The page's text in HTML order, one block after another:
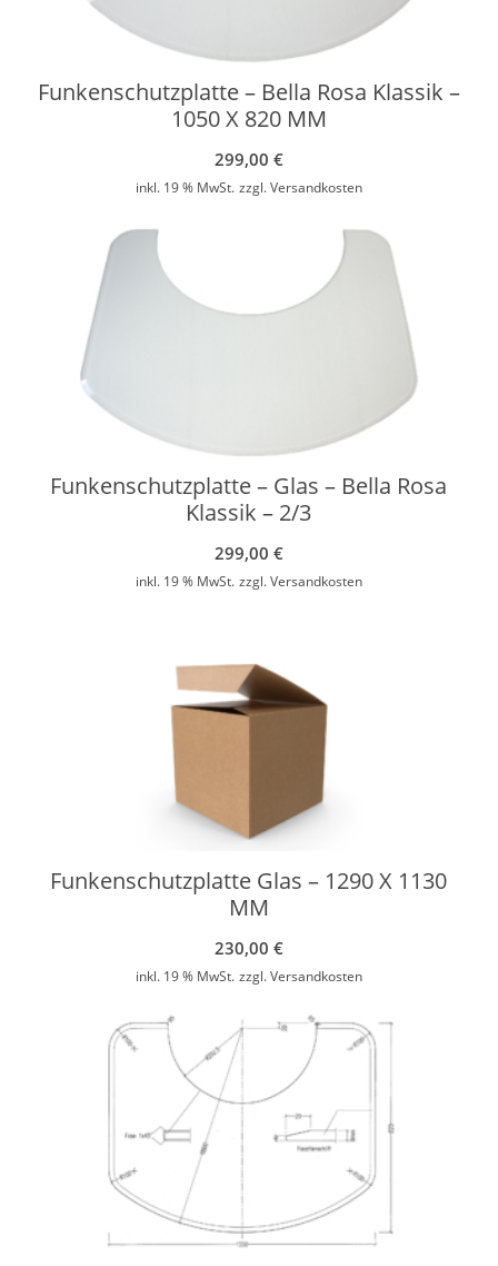
Funkenschutzplatte – Bella Rosa Klassik –
1050 X 820 MM
299,00 €
inkl. 19 % MwSt. zzgl.Versandkosten
Funkenschutzplatte – Glas – Bella Rosa
Klassik – 2/3
299,00 €
inkl. 19 % MwSt. zzgl.Versandkosten
Funkenschutzplatte Glas – 1290 X 1130
MM
230,00 €
inkl. 19 % MwSt. zzgl.Versandkosten